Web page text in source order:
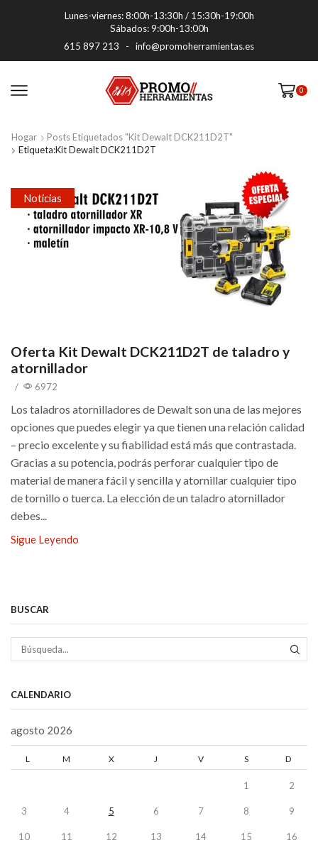
Lunes-viernes: 8:00h-13:30h / 15:30h-19:00h
Sábados: 9:00h-13:00h
615 897 213 - info@promoherramientas.es
0
Hogar
Posts Etiquetados "Kit Dewalt DCK211D2T"
Etiqueta:Kit Dewalt DCK211D2T
Noticias
Oferta Kit Dewalt DCK211D2T de taladro y
atornillador
/ 6972
Los taladros atornilladores de Dewalt son una de las mejores
opciones que puedes elegir ya que tienen una relación calidad
– precio excelente y su fiabilidad está más que contrastada.
Gracias a su potencia, podrás perforar cualquier tipo de
material de manera fácil y sencilla y atornillar cualquier tipo
de tornillo o tuerca. La elección de un taladro atornillador
debes...
Sigue Leyendo
BUSCAR
CALENDARIO
agosto 2026
L M X J V S D
1 2
3 4 5 6 7 8 9
10 11 12 13 14 15 16